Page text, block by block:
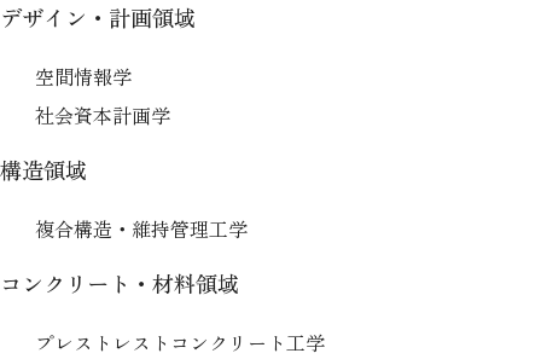
デザイン・計画領域
空間情報学
社会資本計画学
構造領域
複合構造・維持管理工学
コンクリート・材料領域
プレストレストコンクリート工学